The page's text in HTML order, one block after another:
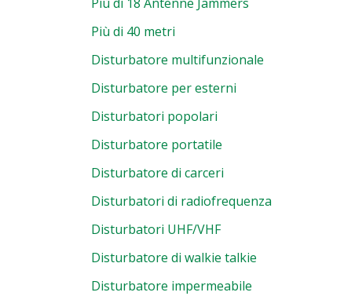
Più di 40 metri
Disturbatore multifunzionale
Disturbatore per esterni
Disturbatori popolari
Disturbatore portatile
Disturbatore di carceri
Disturbatori di radiofrequenza
Disturbatori UHF/VHF
Disturbatore di walkie talkie
Disturbatore impermeabile